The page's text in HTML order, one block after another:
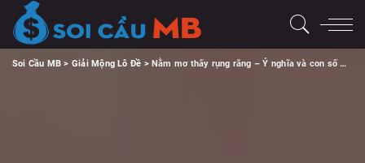
Soi Cầu MB > Giải Mộng Lô Đề > Nằm mơ thấy rụng răng – Ý nghĩa và con số may mắn.